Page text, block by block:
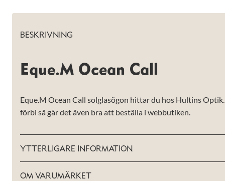
BESKRIVNING
Eque.M Ocean Call
Eque.M Ocean Call solglasögon hittar du hos Hultins
förbi så går det även bra att beställa i webbutiken.
YTTERLIGARE INFORMATION
OM VARUMÄRKET